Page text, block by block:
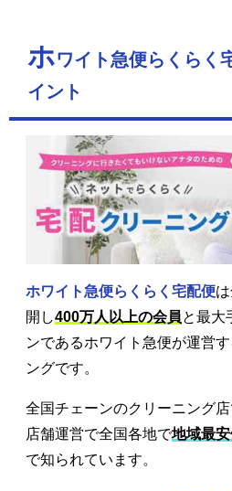
ホワイト急便らくらく
イント
ホワイト急便らくらく宅配便
開し400万人以上の会員と最大
ンであるホワイト急便が運営
ングです。
全国チェーンのクリーニング
店舗運営で全国各地で地域最
で知られています。